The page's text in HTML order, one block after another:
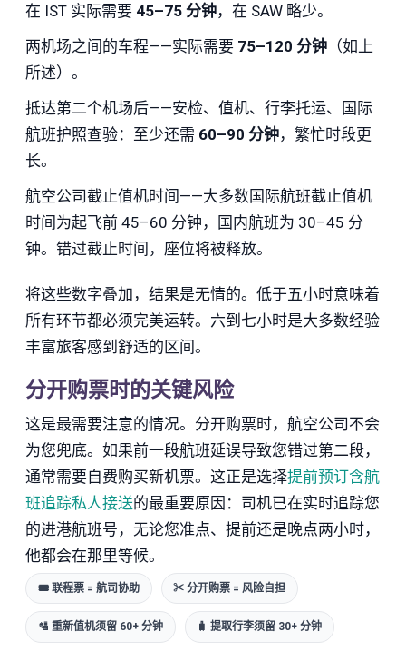
在 IST 实际需要 45–75 分钟，在 SAW 略少。
两机场之间的车程——实际需要 75–120 分钟 （如上
所述）。
抵达第二个机场后——安检、值机、行李托运、国际
航班护照查验：至少还需 60–90 分钟，繁忙时段更
长。
航空公司截止值机时间——大多数国际航班截止值机
时间为起飞前 45–60 分钟，国内航班为 30–45 分
钟。错过截止时间，座位将被释放。
将这些数字叠加，结果是无情的。低于五小时意味着
所有环节都必须完美运转。六到七小时是大多数经验
丰富旅客感到舒适的区间。
分开购票时的关键风险
这是最需要注意的情况。分开购票时，航空公司不会
为您兜底。如果前一段航班延误导致您错过第二段，
通常需要自费购买新机票。这正是选择提前预订含航
班追踪私人接送的最重要原因：司机已在实时追踪您
的进港航班号，无论您准点、提前还是晚点两小时，
他都会在那里等候。
🎟 联程票 = 航司协助 ✂ 分开购票 = 风险自担
🛂 重新值机须留 60+ 分钟 🧳 提取行李须留 30+ 分钟